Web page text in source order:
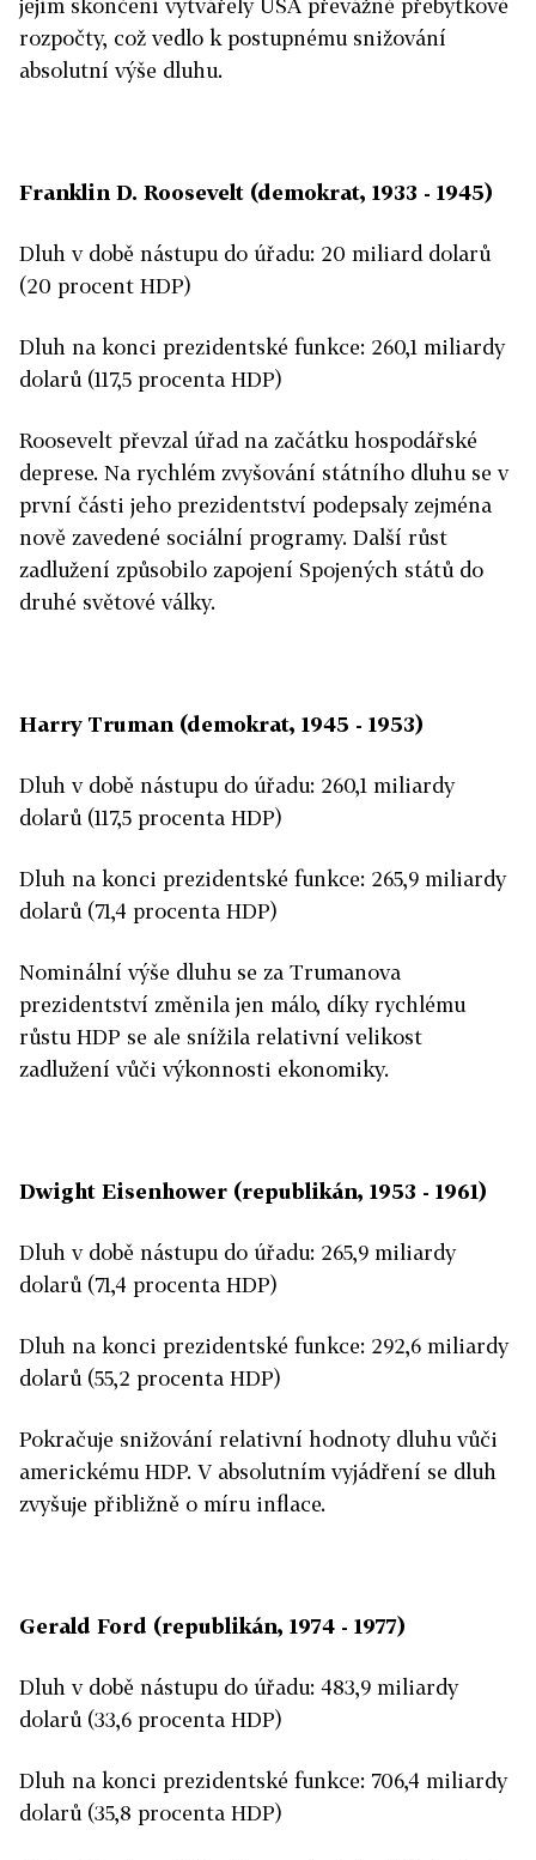
jejím skončení vytvářely USA převážně přebytkové
rozpočty, což vedlo k postupnému snižování
absolutní výše dluhu.
Franklin D. Roosevelt (demokrat, 1933 - 1945)
Dluh v době nástupu do úřadu: 20 miliard dolarů
(20 procent HDP)
Dluh na konci prezidentské funkce: 260,1 miliardy
dolarů (117,5 procenta HDP)
Roosevelt převzal úřad na začátku hospodářské
deprese. Na rychlém zvyšování státního dluhu se v
první části jeho prezidentství podepsaly zejména
nově zavedené sociální programy. Další růst
zadlužení způsobilo zapojení Spojených států do
druhé světové války.
Harry Truman (demokrat, 1945 - 1953)
Dluh v době nástupu do úřadu: 260,1 miliardy
dolarů (117,5 procenta HDP)
Dluh na konci prezidentské funkce: 265,9 miliardy
dolarů (71,4 procenta HDP)
Nominální výše dluhu se za Trumanova
prezidentství změnila jen málo, díky rychlému
růstu HDP se ale snížila relativní velikost
zadlužení vůči výkonnosti ekonomiky.
Dwight Eisenhower (republikán, 1953 - 1961)
Dluh v době nástupu do úřadu: 265,9 miliardy
dolarů (71,4 procenta HDP)
Dluh na konci prezidentské funkce: 292,6 miliardy
dolarů (55,2 procenta HDP)
Pokračuje snižování relativní hodnoty dluhu vůči
americkému HDP. V absolutním vyjádření se dluh
zvyšuje přibližně o míru inflace.
Gerald Ford (republikán, 1974 - 1977)
Dluh v době nástupu do úřadu: 483,9 miliardy
dolarů (33,6 procenta HDP)
Dluh na konci prezidentské funkce: 706,4 miliardy
dolarů (35,8 procenta HDP)